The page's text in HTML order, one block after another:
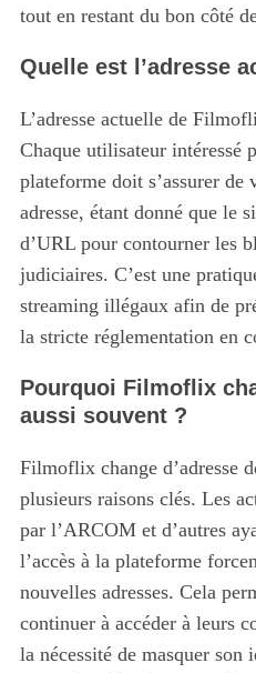
tout en restant du bon côté
Quelle est l’adresse
L’adresse actuelle de
Chaque utilisateur intéressé
plateforme doit s’assurer
adresse, étant donné que le
d’URL pour contourner les
judiciaires. C’est une
streaming illégaux afin de
la stricte réglementation en
Pourquoi Filmoflix
aussi souvent ?
Filmoflix change d’adresse
plusieurs raisons clés. Les
par l’ARCOM et d’autres
l’accès à la plateforme
nouvelles adresses. Cela
continuer à accéder à leurs
la nécessité de masquer son